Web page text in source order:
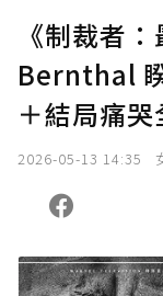
《制裁者
Bernthal
＋結局痛
2026-05-13 14:35